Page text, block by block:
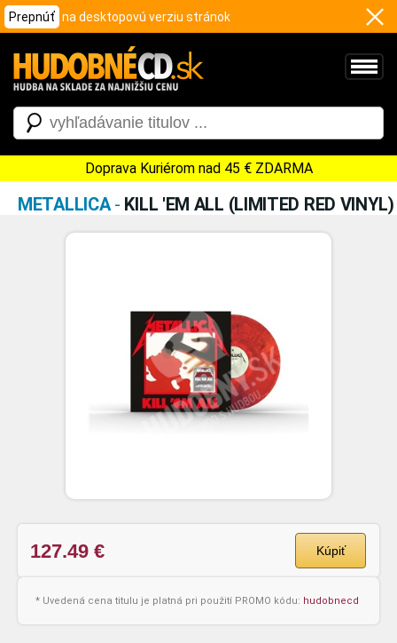
Prepnúť na desktopovú verziu stránok
Doprava Kuriérom nad 45 € ZDARMA
METALLICA- KILL 'EM ALL (LIMITED RED VINYL)
127.49 € Kúpiť
* Uvedená cena titulu je platná pri použití PROMO kódu: hudobnecd